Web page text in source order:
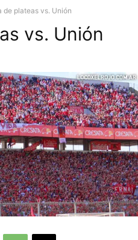
de plateas vs. Unión
vs. Unión